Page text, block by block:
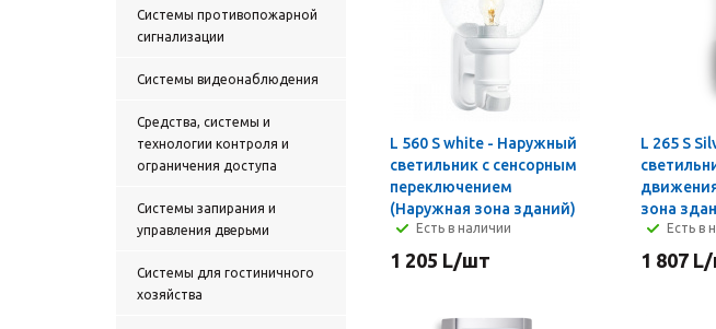
Системы противопожарной
сигнализации
Cистемы видеонаблюдения
Средства, системы и
технологии контроля и
ограничения доступа
Cистемы запирания и
управления дверьми
Системы для гостиничного
хозяйства
L 560 S white - Наружный
светильник с сенсорным
переключением
(Наружная зона зданий)
Есть в наличии
1 205 L/шт
L 265 S
зона
Есть в
1 807L/